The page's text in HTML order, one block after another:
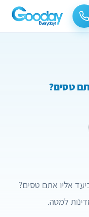
טסים?
אליו אתם טסים?
למטה.